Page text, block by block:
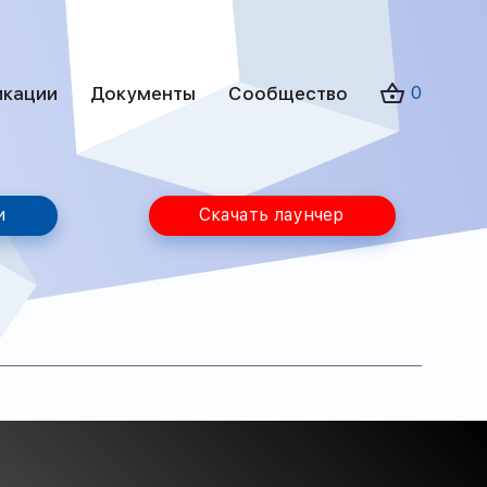
Документы Сообщество 0
Скачать лаунчер